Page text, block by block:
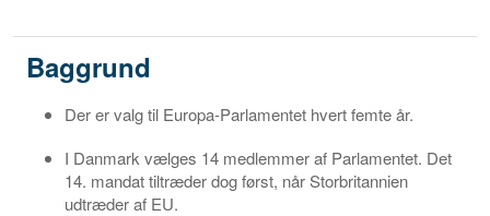
Baggrund
Der er valg til Europa-Parlamentet hvert femte år.
I Danmark vælges 14 medlemmer af Parlamentet. Det
14. mandat tiltræder dog først, når Storbritannien
udtræder af EU.